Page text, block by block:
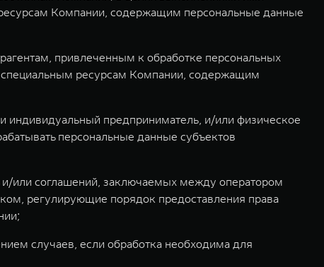
Компании, содержащим персональные данные
привлеченным к обработке персональных
специальным ресурсам Компании, содержащим
предприниматель, и/или физическое
персональные данные субъектов
или соглашений, заключаемых между оператором
регулирующие порядок предоставления права
случаев, если обработка необходима для